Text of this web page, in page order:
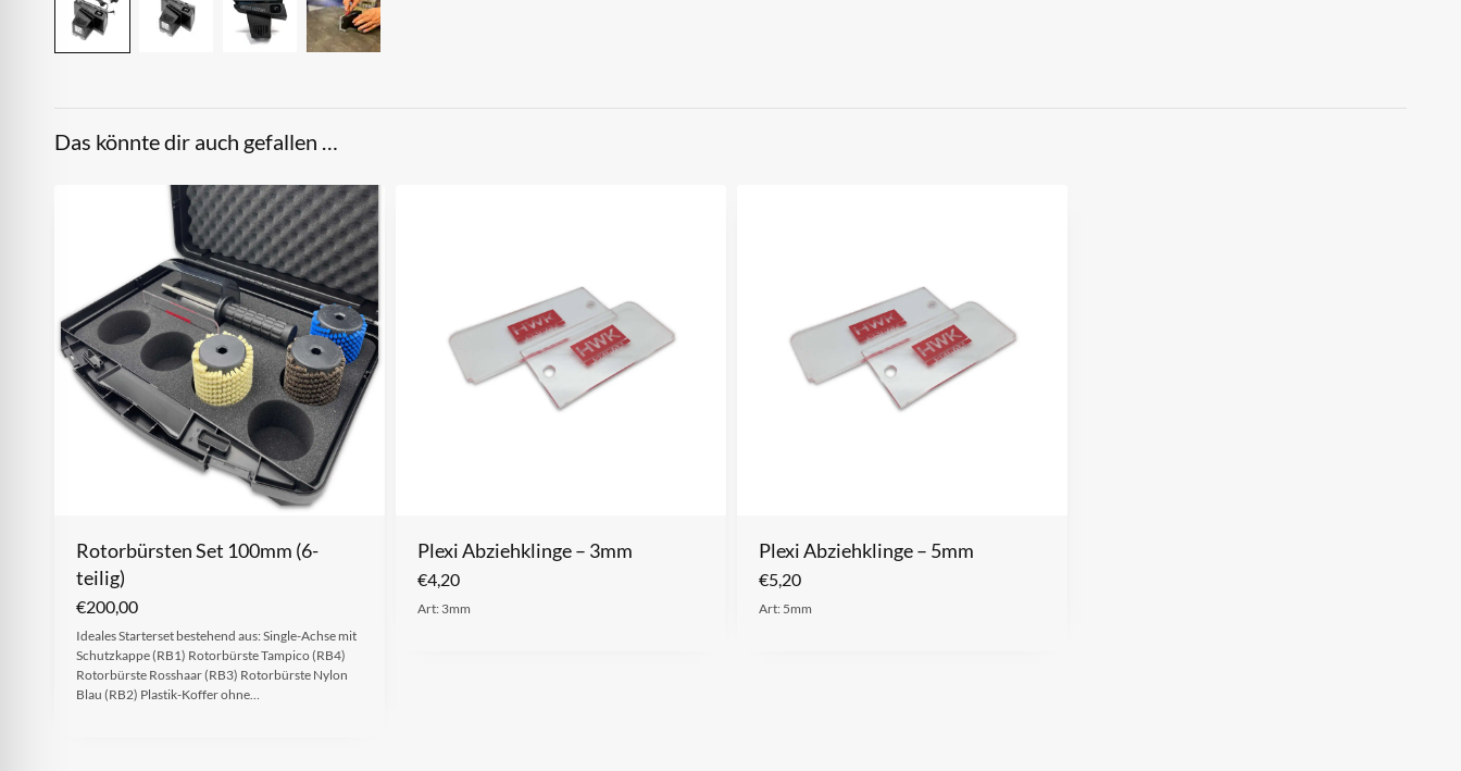
Das könnte dir auch gefallen …
Rotorbürsten Set 100mm (6-
teilig)
€200,00
Ideales Starterset bestehend aus: Single-Achse mit
Schutzkappe (RB1) Rotorbürste Tampico (RB4)
Rotorbürste Rosshaar (RB3) Rotorbürste Nylon
Blau (RB2) Plastik-Koffer ohne…
Plexi Abziehklinge – 3mm
€4,20
Art: 3mm
Plexi Abziehklinge – 5mm
€5,20
Art: 5mm